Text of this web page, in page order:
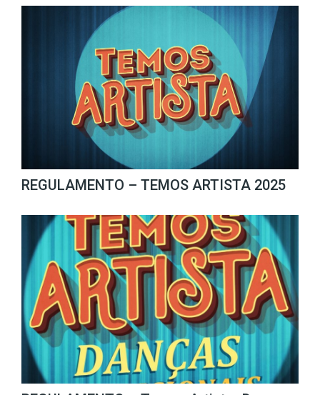
REGULAMENTO – TEMOS ARTISTA 2025